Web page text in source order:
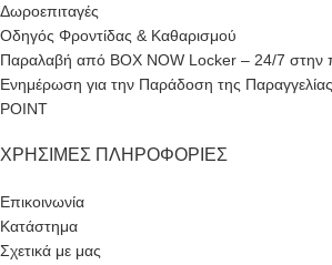
Δωροεπιταγές
Οδηγός Φροντίδας & Καθαρισμού
Παραλαβή από BOX NOW Locker – 24/7 στην
Ενημέρωση για την Παράδοση της
POINT
ΧΡΉΣΙΜΕΣ ΠΛΗΡΟΦΟΡΊΕΣ
Επικοινωνία
Κατάστημα
Σχετικά με μας